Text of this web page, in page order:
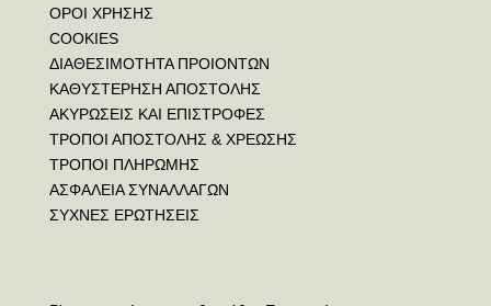
ΟΡΟΙ ΧΡΗΣΗΣ
COOKIES
ΔΙΑΘΕΣΙΜΟΤΗΤΑ ΠΡΟΙΟΝΤΩΝ
ΚΑΘΥΣΤΕΡΗΣΗ ΑΠΟΣΤΟΛΗΣ
ΑΚΥΡΩΣΕΙΣ ΚΑΙ ΕΠΙΣΤΡΟΦΕΣ
ΤΡΟΠΟΙ ΑΠΟΣΤΟΛΗΣ & ΧΡΕΩΣΗΣ
ΤΡΟΠΟΙ ΠΛΗΡΩΜΗΣ
ΑΣΦΑΛΕΙΑ ΣΥΝΑΛΛΑΓΩΝ
ΣΥΧΝΕΣ ΕΡΩΤΗΣΕΙΣ